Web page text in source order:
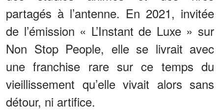
partagés à l’antenne. En 2021, invitée
de l’émission « L’Instant de Luxe » sur
Non Stop People, elle se livrait avec
une franchise rare sur ce temps du
vieillissement qu’elle vivait alors sans
détour, ni artifice.